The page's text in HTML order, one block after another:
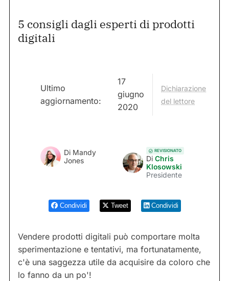
5 consigli dagli esperti di prodotti
digitali
Ultimo
aggiornamento:
17
giugno
2020
Dichiarazione
del lettore
Di Mandy
Jones
REVISIONATO
Di Chris
Klosowski
Presidente
Condividi Tweet Condividi
Vendere prodotti digitali può comportare molta
sperimentazione e tentativi, ma fortunatamente,
c'è una saggezza utile da acquisire da coloro che
lo fanno da un po'!